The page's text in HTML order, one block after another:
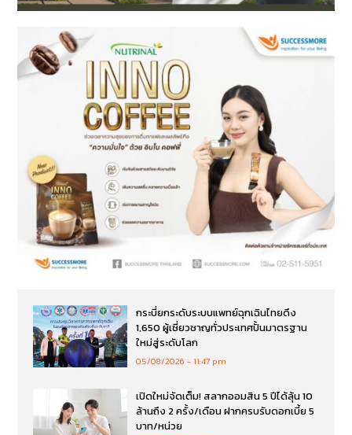
กระบี่ยกระดับระบบแพทย์ฉุกเฉินไทยดึง
1,650 ผู้เชี่ยวชาญทั่วประเทศปั้นมาตรฐาน
ใหม่สู่ระดับโลก
05/08/2026 11:47 pm
เปิดใหม่จัดเต็ม! สลากออมสิน 5 ปีได้ลุ้น 10
ล้านถึง 2 ครั้ง/เดือน ฝากครบรับดอกเบี้ย 5
บาท/หน่วย